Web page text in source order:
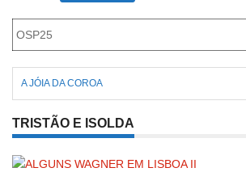
A JÓIA DA COROA
TRISTÃO E ISOLDA